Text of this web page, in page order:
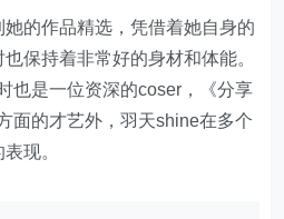
的作品精选，凭借着她自身的
保持着非常好的身材和体能。
也是一位资深的coser，《分享
面的才艺外，羽天shine在多个
现。